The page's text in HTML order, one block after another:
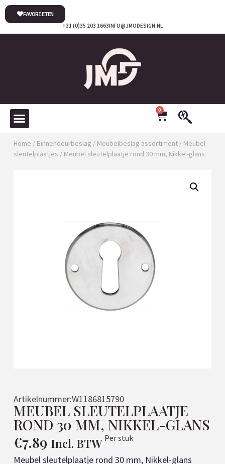
INFO@JMODESIGN.NL
+31 (0)35 203 1663
FAVORIETEN
0
Home / Binnendeurbeslag / Meubelbeslag assortiment/ Meubel
sleutelplaatjes / Meubel sleutelplaatje rond 30 mm, Nikkel-glans
Artikelnummer:W1186815790
MEUBEL SLEUTELPLAATJE
ROND 30 MM, NIKKEL-GLANS
€7.89 Incl. BTW Per stuk
Meubel sleutelplaatje rond 30 mm, Nikkel-glans